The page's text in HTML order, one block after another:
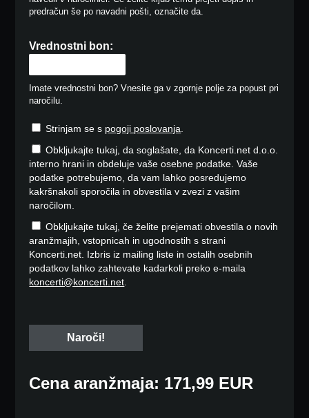
predračun še po navadni pošti, označite da.
Vrednostni bon:
Imate vrednostni bon? Vnesite ga v zgornje polje za popust pri
naročilu.
Strinjam se s pogoji poslovanja.
Obkljukajte tukaj, da soglašate, da Koncerti.net d.o.o.
interno hrani in obdeluje vaše osebne podatke. Vaše
podatke potrebujemo, da vam lahko posredujemo
kakršnakoli sporočila in obvestila v zvezi z vašim
naročilom.
Obkljukajte tukaj, če želite prejemati obvestila o novih
aranžmajih, vstopnicah in ugodnostih s strani
Koncerti.net. Izbris iz mailing liste in ostalih osebnih
podatkov lahko zahtevate kadarkoli preko e-maila
koncerti@koncerti.net.
Cena aranžmaja: 171,99 EUR